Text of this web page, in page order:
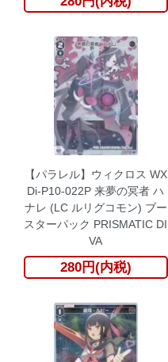
【パラレル】ウィクロス WX
Di-P10-022P 来夢の冥者 ハ
ナレ (LC ルリグコモン) ブー
スターパック PRISMATIC DI
VA
280円(内税)